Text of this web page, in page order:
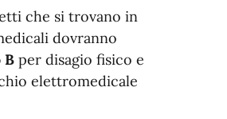
che si trovano in
dovranno
B per disagio fisico e
elettromedicale